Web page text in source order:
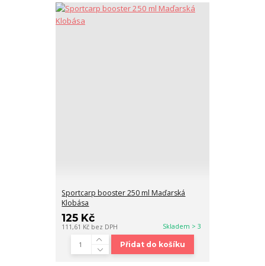
Sportcarp booster 250 ml Maďarská
Klobása
125 Kč
111,61 Kč bez DPH Skladem > 3
Přidat do košíku